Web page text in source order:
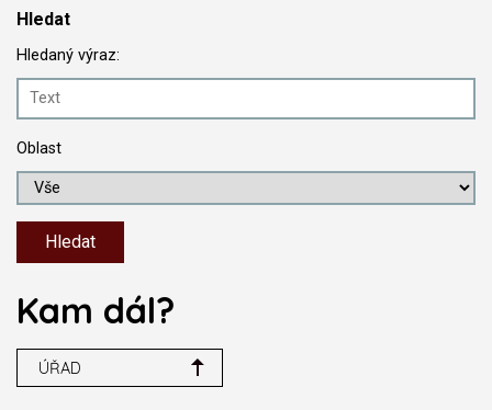
Hledat
Hledaný výraz:
Oblast
Kam dál?
ÚŘAD